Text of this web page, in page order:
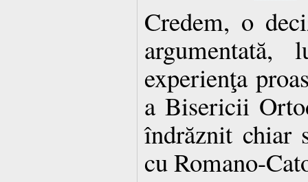
Credem, o
argumentată,
experienţa
a Bisericii
îndrăznit chiar
cu Romano-